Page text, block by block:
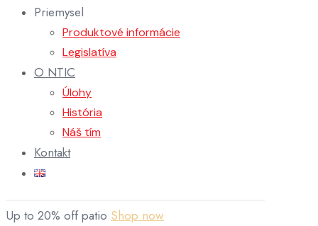
Priemysel
Produktové informácie
Legislatíva
O NTIC
Úlohy
História
Náš tím
Kontakt
Up to 20% off patio Shop now